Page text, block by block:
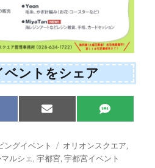
ベントをシェア
Share
on
E
m
Share
on
S
M
ングイベント
タ
グ
オリオンスクエア,
ルシェ,宇都宮,宇都宮イベント